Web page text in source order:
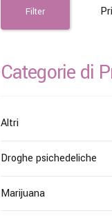
Filter
Categorie di
Altri
Droghe psichedeliche
Marijuana